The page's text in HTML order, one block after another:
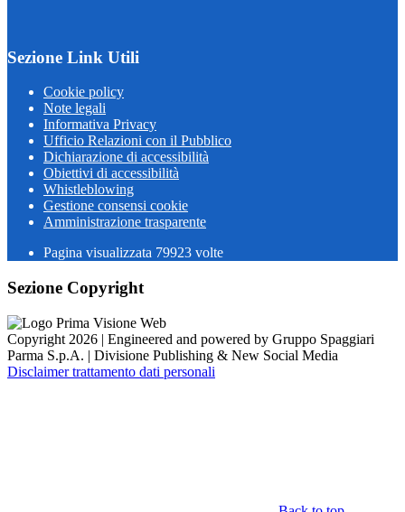
Sezione Link Utili
Cookie policy
Note legali
Informativa Privacy
Ufficio Relazioni con il Pubblico
Dichiarazione di accessibilità
Obiettivi di accessibilità
Whistleblowing
Gestione consensi cookie
Amministrazione trasparente
Pagina visualizzata 79923 volte
Sezione Copyright
Copyright 2026 | Engineered and powered by Gruppo Spaggiari
Parma S.p.A. | Divisione Publishing & New Social Media
Disclaimer trattamento dati personali